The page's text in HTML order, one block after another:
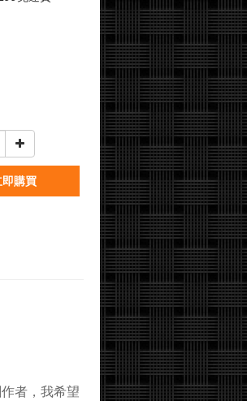
即購買
者，我希望